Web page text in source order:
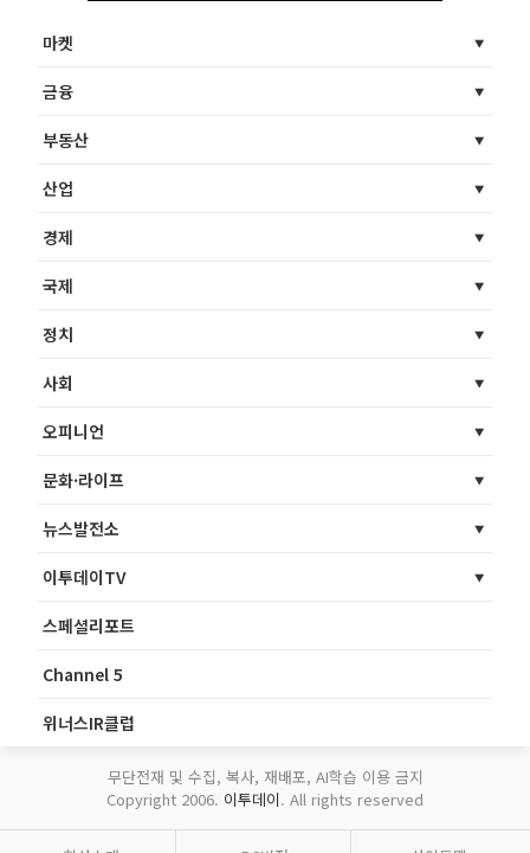
마켓
금융
부동산
산업
경제
국제
정치
사회
오피니언
문화·라이프
뉴스발전소
이투데이TV
스페셜리포트
Channel 5
위너스IR클럽
무단전재 및 수집, 복사, 재배포, AI학습 이용 금지
Copyright 2006. 이투데이. All rights reserved